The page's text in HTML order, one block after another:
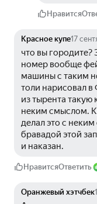
Нравится
Красное купе17
что вы городите?
номер вообще
машины с таким
толи нарисовал в
из тырента такую
неким смыслом.
делал это с
бравадой этой
и наказан.
НравитсяОтветить
Оранжевый хэтчбек